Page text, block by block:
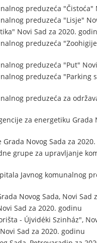
preduzeća "Čistoća"
preduzeća "Lisje"
Novi Sad za 2020.
preduzeća
preduzeća "Put"
preduzeća "Parking
preduzeća za
za energetiku Grada
Novog Sada za
grupe za upravljanje
Javnog komunalnog
Novog Sada, Novi Sad
Sad za 2020. godinu
- Újvidéki Szinház",
Sad za 2020. godinu